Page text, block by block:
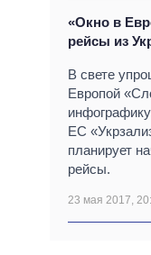
«Окно в
рейсы из
В свете
Европой
ЕС
планирует
рейсы.
23 мая 2017,